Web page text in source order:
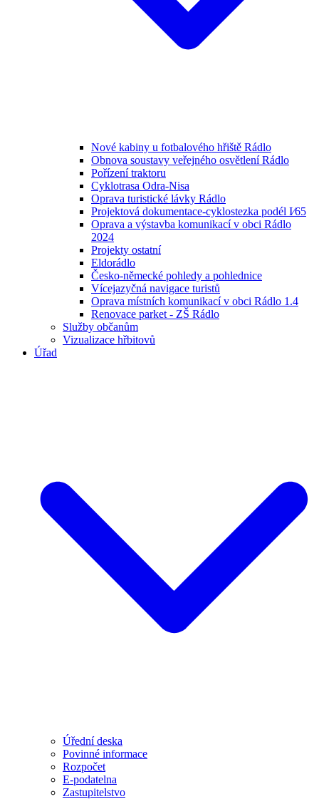
Nové kabiny u fotbalového hřiště Rádlo
Obnova soustavy veřejného osvětlení Rádlo
Pořízení traktoru
Cyklotrasa Odra-Nisa
Oprava turistické lávky Rádlo
Projektová dokumentace-cyklostezka podél I⁄65
Oprava a výstavba komunikací v obci Rádlo
2024
Projekty ostatní
Eldorádlo
Česko-německé pohledy a pohlednice
Vícejazyčná navigace turistů
Oprava místních komunikací v obci Rádlo 1.4
Renovace parket - ZŠ Rádlo
Služby občanům
Vizualizace hřbitovů
Úřad
Úřední deska
Povinné informace
Rozpočet
E-podatelna
Zastupitelstvo